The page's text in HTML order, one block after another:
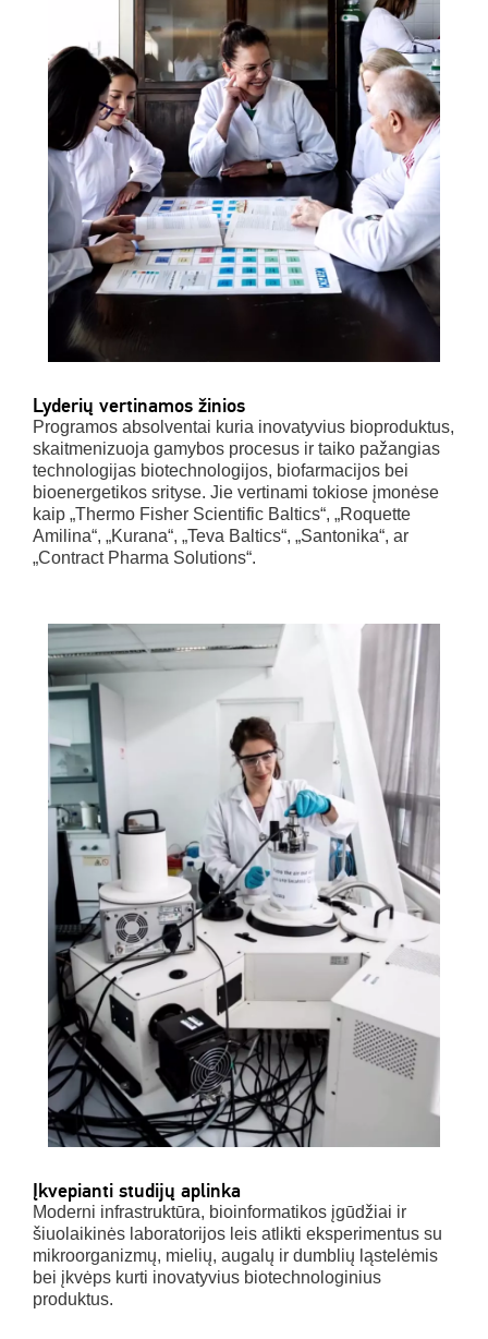
Lyderių vertinamos žinios
Programos absolventai kuria inovatyvius bioproduktus,
skaitmenizuoja gamybos procesus ir taiko pažangias
technologijas biotechnologijos, biofarmacijos bei
bioenergetikos srityse. Jie vertinami tokiose įmonėse
kaip „Thermo Fisher Scientific Baltics“, „Roquette
Amilina“, „Kurana“, „Teva Baltics“, „Santonika“, ar
„Contract Pharma Solutions“.
Įkvepianti studijų aplinka
Moderni infrastruktūra, bioinformatikos įgūdžiai ir
šiuolaikinės laboratorijos leis atlikti eksperimentus su
mikroorganizmų, mielių, augalų ir dumblių ląstelėmis
bei įkvėps kurti inovatyvius biotechnologinius
produktus.